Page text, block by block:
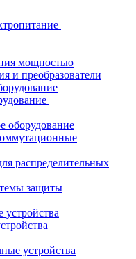
мощностью
и преобразователи
оборудование
распределительных
защиты
устройства